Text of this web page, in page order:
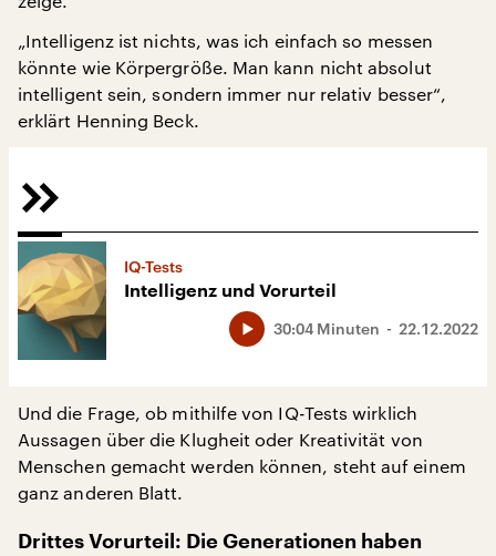
„Intelligenz ist nichts, was ich einfach so messen
könnte wie Körpergröße. Man kann nicht absolut
intelligent sein, sondern immer nur relativ besser“,
erklärt Henning Beck.
IQ-Tests
Intelligenz und Vorurteil
22.12.2022
30:04 Minuten
Und die Frage, ob mithilfe von IQ-Tests wirklich
Aussagen über die Klugheit oder Kreativität von
Menschen gemacht werden können, steht auf einem
ganz anderen Blatt.
Drittes Vorurteil: Die Generationen haben